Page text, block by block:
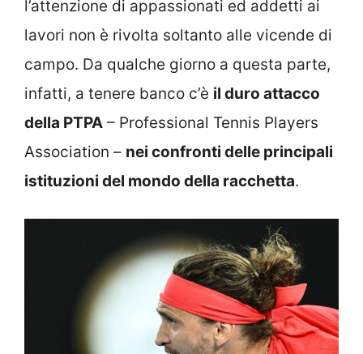
l’attenzione di appassionati ed addetti ai
lavori non è rivolta soltanto alle vicende di
campo. Da qualche giorno a questa parte,
infatti, a tenere banco c’è il duro attacco
della PTPA – Professional Tennis Players
Association – nei confronti delle principali
istituzioni del mondo della racchetta.